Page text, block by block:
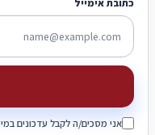
כתובת אימייל
אני מסכים/ה לקבל עדכונים